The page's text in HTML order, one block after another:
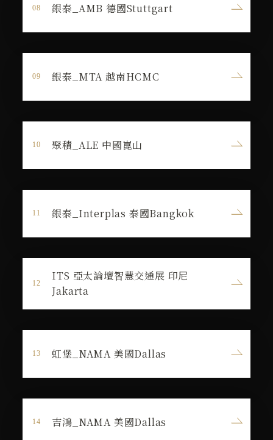
銀泰_AMB 德國Stuttgart
銀泰_MTA 越南HCMC
聚積_ALE 中國崑山
銀泰_Interplas 泰國Bangkok
ITS 亞太論壇智慧交通展 印尼
Jakarta
虹堡_NAMA 美國Dallas
吉鴻_NAMA 美國Dallas